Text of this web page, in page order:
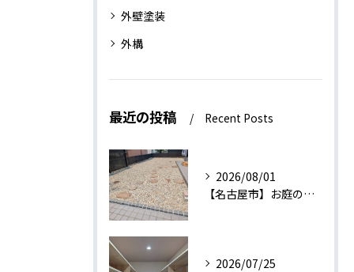
外壁塗装
外構
最近の投稿 Recent Posts
2026/08/01
【名古屋市】お庭の外構工事
2026/07/25